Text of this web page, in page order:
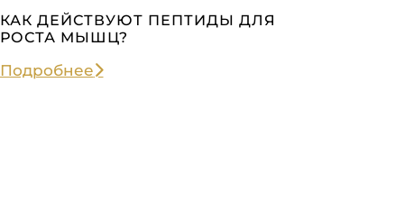
КАК ДЕЙСТВУЮТ ПЕПТИДЫ ДЛЯ
РОСТА МЫШЦ?
Подробнее